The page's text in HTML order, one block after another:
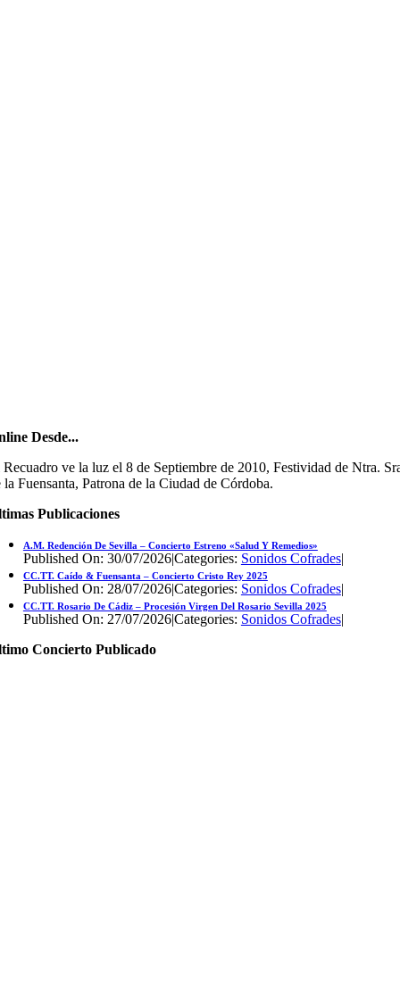
Desde...
ve la luz el 8 de Septiembre de 2010, Festividad de Ntra.
la Fuensanta, Patrona de la Ciudad de Córdoba.
Publicaciones
A.M. Redención De Sevilla – Concierto Estreno «Salud Y Remedios»
Published On: 30/07/2026|Categories: Sonidos Cofrades|
CC.TT. Caído & Fuensanta – Concierto Cristo Rey 2025
Published On: 28/07/2026|Categories: Sonidos Cofrades|
CC.TT. Rosario De Cádiz – Procesión Virgen Del Rosario Sevilla 2025
Published On: 27/07/2026|Categories: Sonidos Cofrades|
Concierto Publicado